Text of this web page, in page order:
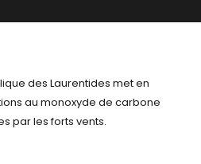
des Laurentides met en
au monoxyde de carbone
par les forts vents.